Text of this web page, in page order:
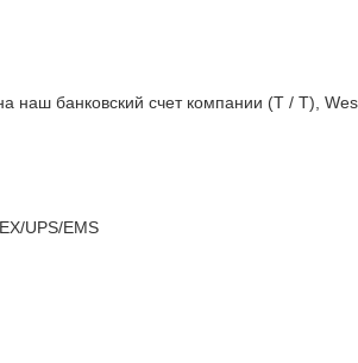
наш банковский счет компании (T / T),
UPS/EMS